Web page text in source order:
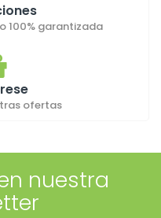
100% garantizada
ofertas
nuestra